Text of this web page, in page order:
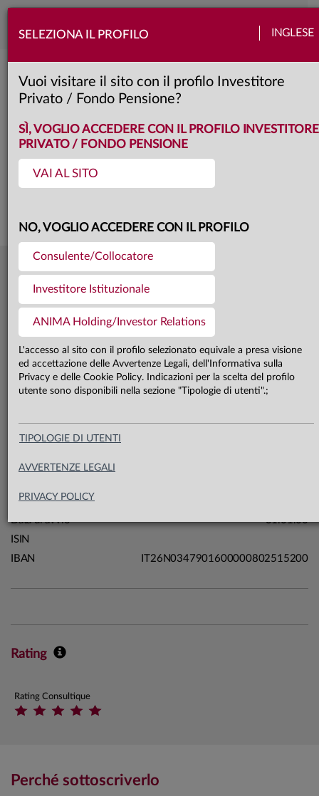
SELEZIONA IL PROFILO INGLESE
Vuoi visitare il sito con il profilo Investitore
Privato / Fondo Pensione?
SÌ, VOGLIO ACCEDERE CON IL PROFILO INVESTITORE
PRIVATO / FONDO PENSIONE
VAI AL SITO
NO, VOGLIO ACCEDERE CON IL PROFILO
Consulente/Collocatore
Investitore Istituzionale
ANIMA Holding/Investor Relations
L'accesso al sito con il profilo selezionato equivale a presa visione
ed accettazione delle Avvertenze Legali, dell'Informativa sulla
Privacy e delle Cookie Policy. Indicazioni per la scelta del profilo
utente sono disponibili nella sezione "Tipologie di utenti".;
TIPOLOGIE DI UTENTI
AVVERTENZE LEGALI
PRIVACY POLICY
Toggle
Arti e Mestieri - Comparto Garanzia
Classe: A
Questa è una comunicazione di marketing. Si prega di consultare il prospetto e
Ultima quota
31.07.26
Patrimonio fondo 31.07.26
Patrimonio classe A 31.07.26
Carta di identità
Linea
Sistema
Macrocategoria
Domicilio
Data di avvio
31.01.00
ISIN
IBAN
IT26N0347901600000802515200
Rating
Rating Consultique
Perché sottoscriverlo